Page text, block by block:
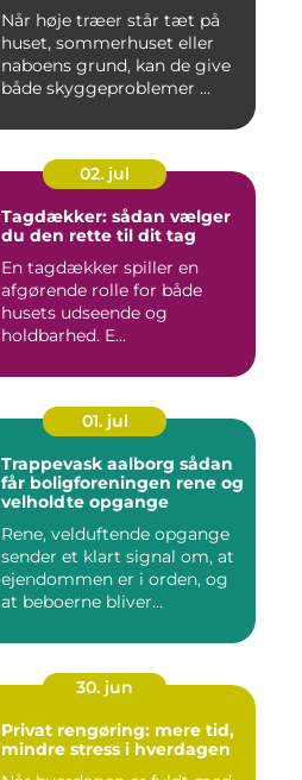
Når høje træer står tæt på
huset, sommerhuset eller
naboens grund, kan de give
både skyggeproblemer ...
02. jul
Tagdækker: sådan vælger
du den rette til dit tag
En tagdækker spiller en
afgørende rolle for både
husets udseende og
holdbarhed. E...
01. jul
Trappevask aalborg sådan
får boligforeningen rene og
velholdte opgange
Rene, velduftende opgange
sender et klart signal om, at
ejendommen er i orden, og
at beboerne bliver...
30. jun
Privat rengøring: mere tid,
mindre stress i hverdagen